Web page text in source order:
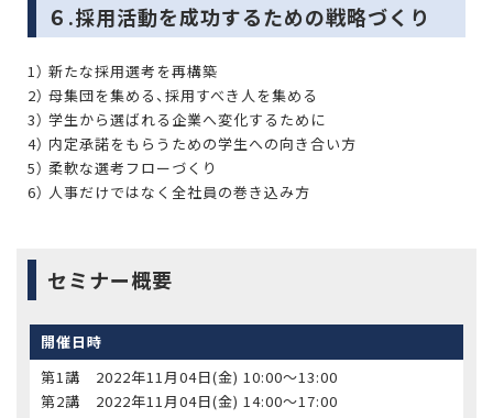
６.採用活動を成功するための戦略づくり
1） 新たな採用選考を再構築
2） 母集団を集める、採用すべき人を集める
3） 学生から選ばれる企業へ変化するために
4） 内定承諾をもらうための学生への向き合い方
5） 柔軟な選考フローづくり
6） 人事だけではなく全社員の巻き込み方
セミナー概要
開催日時
第1講 2022年11月04日(金) 10:00〜13:00
第2講 2022年11月04日(金) 14:00〜17:00